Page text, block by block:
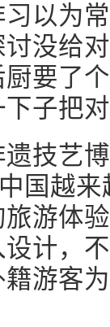
以为
没给
要了
子把
技艺
国越
游体
计，
游客